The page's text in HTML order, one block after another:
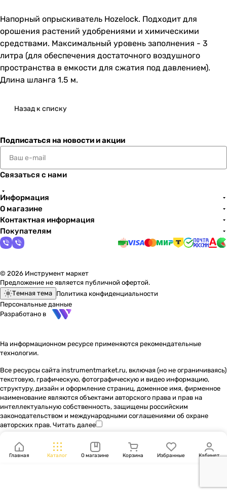
Напорный опрыскиватель Hozelock. Подходит для
орошения растений удобрениями и химическими
средствами. Максимальный уровень заполнения - 3
литра (для обеспечения достаточного воздушного
пространства в емкости для сжатия под давлением).
Длина шланга 1.5 м.
Назад к списку
Подписаться на новости и акции
Связаться с нами
Информация
О магазине
Контактная информация
Покупателям
© 2026 Инструмент маркет
Предложение не является публичной офертой.
Темная тема Политика конфиденциальности
Персональные данные
Разработано в
На информационном ресурсе применяются рекомендательные
технологии.
Все ресурсы сайта instrumentmarket.ru, включая (но не ограничиваясь)
текстовую, графическую, фотографическую и видео информацию,
структуру, дизайн и оформление страниц, доменное имя, фирменное
наименование являются объектами авторского права и прав на
интеллектуальную собственность, защищены российским
законодательством и международными соглашениями об охране
авторских прав. Читать далее
Главная Каталог О магазине Корзина Избранные Кабинет